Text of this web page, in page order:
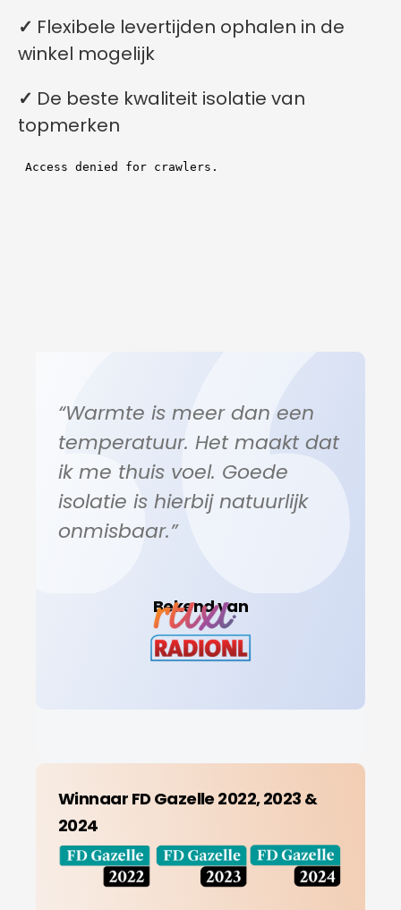
✓ Flexibele levertijden ophalen in de
winkel mogelijk
✓ De beste kwaliteit isolatie van
topmerken
“Warmte is meer dan een
temperatuur. Het maakt dat
ik me thuis voel. Goede
isolatie is hierbij natuurlijk
onmisbaar.”
Bekend van
Winnaar FD Gazelle 2022, 2023 &
2024